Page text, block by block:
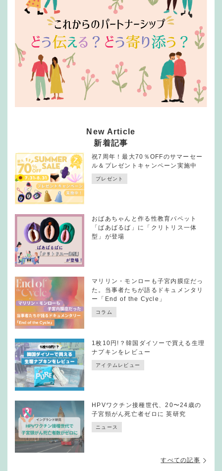
New Article
新着記事
祝7周年！最大70％OFFのサマーセー
ル＆プレゼントキャンペーン実施中
プレゼント
おばあちゃんと作る性教育パペット
「ばあばるば」に「クリトリス一体
型」が登場
マリリン・モンローも子宮内膜症だっ
た。当事者たちが語るドキュメンタリ
ー「End of the Cycle」
コラム
1枚10円!？韓国ダイソーで買える生理
ナプキンをレビュー
アイテムレビュー
HPVワクチン接種世代、20〜24歳の
子宮頸がん死亡者ゼロに 英研究
ニュース
すべての記事